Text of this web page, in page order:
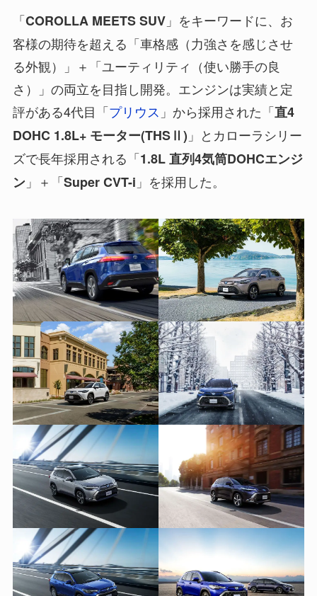
「COROLLA MEETS SUV」をキーワードに、お
客様の期待を超える「車格感（力強さを感じさせ
る外観）」＋「ユーティリティ（使い勝手の良
さ）」の両立を目指し開発。エンジンは実績と定
評がある4代目「プリウス 」から採用された「直4
DOHC 1.8L+ モーター(THSⅡ) 」とカローラシリー
ズで長年採用される「1.8L 直列4気筒DOHCエンジ
ン」＋「Super CVT-i 」を採用した。